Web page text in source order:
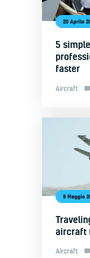
20 Aprile
5
faster
Aircraft
6 Maggio
aircraft
Aircraft